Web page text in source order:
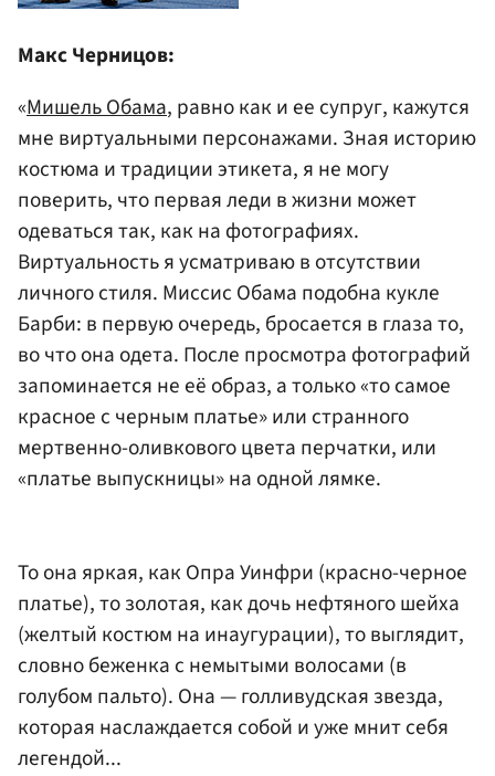
Макс Черницов:
«Мишель Обама, равно как и ее супруг, кажутся
мне виртуальными персонажами. Зная историю
костюма и традиции этикета, я не могу
поверить, что первая леди в жизни может
одеваться так, как на фотографиях.
Виртуальность я усматриваю в отсутствии
личного стиля. Миссис Обама подобна кукле
Барби: в первую очередь, бросается в глаза то,
во что она одета. После просмотра фотографий
запоминается не её образ, а только «то самое
красное с черным платье» или странного
мертвенно-оливкового цвета перчатки, или
«платье выпускницы» на одной лямке.
То она яркая, как Опра Уинфри (красно-черное
платье), то золотая, как дочь нефтяного шейха
(желтый костюм на инаугурации), то выглядит,
словно беженка с немытыми волосами (в
голубом пальто). Она — голливудская звезда,
которая наслаждается собой и уже мнит себя
легендой...